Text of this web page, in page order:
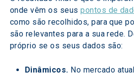
onde vêm os seus pontos de
como são recolhidos, para que
são relevantes para a sua rede.
próprio se os seus dados são:
Dinâmicos. No mercado